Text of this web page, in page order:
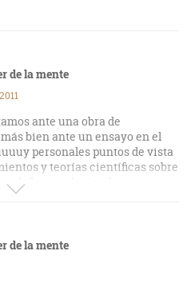
de la mente
ante una obra de
bien ante un ensayo en el
personales puntos de vista
y teorías científicas sobre
de la psicología y la
ganó un gran prestigio
El Punset escritor es ya
es un libro francamente tedioso
insustancial, mareante a
de la mente